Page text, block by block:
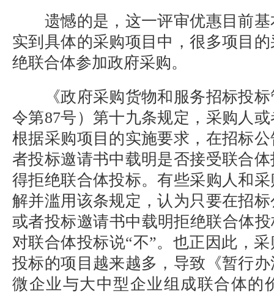
遗憾的是，这一评审优惠目前
实到具体的采购项目中，很多项目
绝联合体参加政府采购。
《政府采购货物和服务招标投
令第87号）第十九条规定，采购人
根据采购项目的实施要求，在招标
者投标邀请书中载明是否接受联合
得拒绝联合体投标。有些采购人和
解并滥用该条规定，认为只要在招
或者投标邀请书中载明拒绝联合体
对联合体投标说“不”。也正因此，
投标的项目越来越多，导致《暂行
微企业与大中型企业组成联合体的